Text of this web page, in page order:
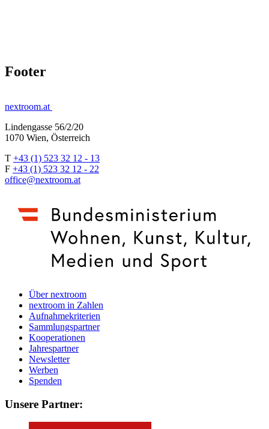
Footer
nextroom.at
Lindengasse 56/2/20
1070 Wien, Österreich
T +43 (1) 523 32 12 - 13
F +43 (1) 523 32 12 - 22
office@nextroom.at
Über nextroom
nextroom in Zahlen
Aufnahmekriterien
Sammlungspartner
Kooperationen
Jahrespartner
Newsletter
Werben
Spenden
Unsere Partner: